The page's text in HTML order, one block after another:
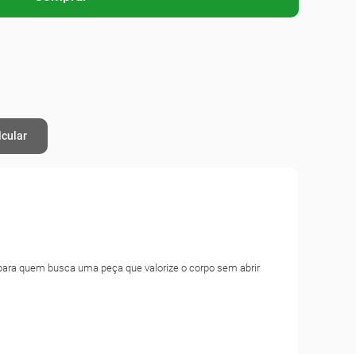
quem busca uma peça que valorize o corpo sem abrir